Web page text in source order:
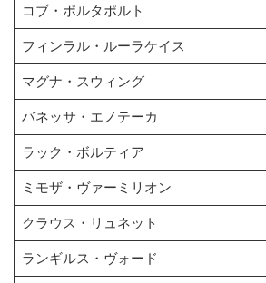
コブ・ポルタポルト
フィンラル・ルーラケイス
マグナ・スウィング
バネッサ・エノテーカ
ラック・ボルティア
ミモザ・ヴァーミリオン
クラウス・リュネット
ランギルス・ヴォード